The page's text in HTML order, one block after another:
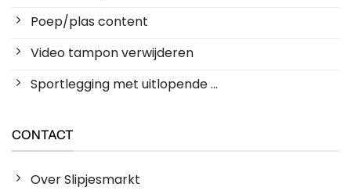
Poep/plas content
Video tampon verwijderen
Sportlegging met uitlopende ...
CONTACT
Over Slipjesmarkt